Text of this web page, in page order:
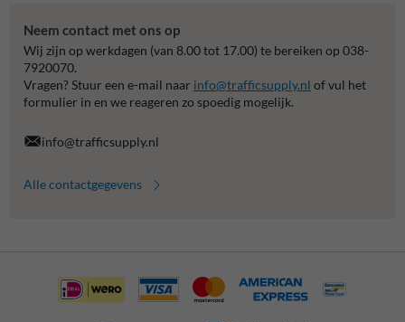
Neem contact met ons op
Wij zijn op werkdagen (van 8.00 tot 17.00) te bereiken op 038-
7920070.
Vragen? Stuur een e-mail naar info@trafficsupply.nl of vul het
formulier in en we reageren zo spoedig mogelijk.
info@trafficsupply.nl
Alle contactgegevens